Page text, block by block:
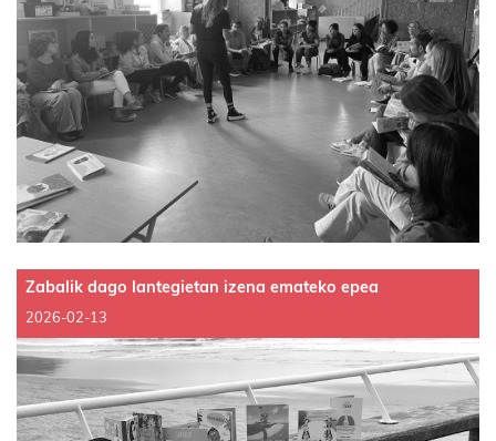
Zabalik dago lantegietan izena emateko epea
2026-02-13